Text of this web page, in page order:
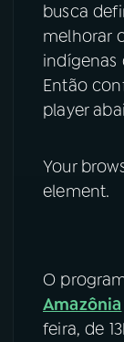
busca
melhorar
indígenas
Então
player
Your
element.
O
Amazônia
feira, de